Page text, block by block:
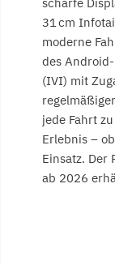
scharfe
31 cm
moderne
des
(IVI) mit
jede Fahrt
Erlebnis –
Einsatz. Der
ab 2026